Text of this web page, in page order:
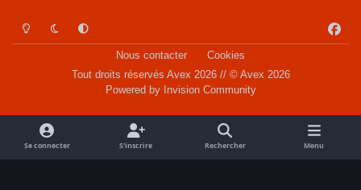
Light ModeDark ModeSystem Preference
a
o
k
Nous contacter
Cookies
Tout droits réservés Avex 2026 // © Avex 2026
Powered by Invision Community
Se connecter S’inscrire Rechercher Menu